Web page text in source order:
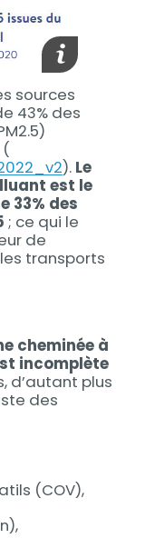
Afficher la
sources
43% des
).Le
est le
33% des
; ce qui le
de
transports
cheminée à
incomplète
d’autant plus
des
(COV),